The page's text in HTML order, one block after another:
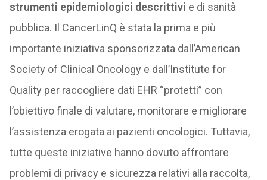
strumenti epidemiologici descrittivi e di sanità
pubblica. Il CancerLinQ è stata la prima e più
importante iniziativa sponsorizzata dall’American
Society of Clinical Oncology e dall’Institute for
Quality per raccogliere dati EHR “protetti” con
l’obiettivo finale di valutare, monitorare e migliorare
l’assistenza erogata ai pazienti oncologici. Tuttavia,
tutte queste iniziative hanno dovuto affrontare
problemi di privacy e sicurezza relativi alla raccolta,